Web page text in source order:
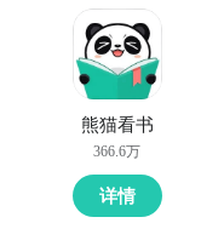
熊猫看书
366.6万
详情